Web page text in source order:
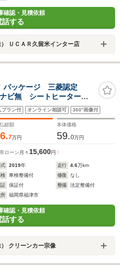
確認・見積依頼
話する
ＵＣＡＲ久留米インター店
パッケージ 三菱認定
ビ無 シートヒーター
プラン付 オンライン相談可 360°画像付
総額
7万円
本体価格
59.0万円
ローン 月々 15,600円
式 2019年 走行 4.6万km
車検整備付 修復
なし
証
保証付 整備
法定整備付
所
福岡県福津市
確認・見積依頼
話する
クリーンカー宗像